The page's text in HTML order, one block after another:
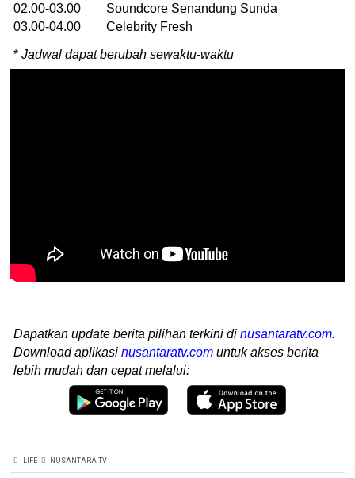
02.00-03.00 Soundcore Senandung Sunda
03.00-04.00 Celebrity Fresh
* Jadwal dapat berubah sewaktu-waktu
Dapatkan update berita pilihan terkini di nusantaratv.com.
Download aplikasi nusantaratv.com untuk akses berita
lebih mudah dan cepat melalui:
LIFE NUSANTARA TV